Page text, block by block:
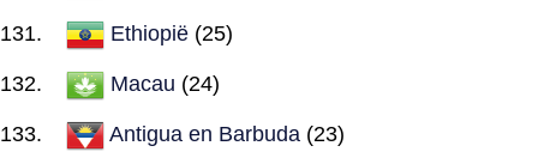
Ethiopië (25)
Macau (24)
Antigua en Barbuda (23)